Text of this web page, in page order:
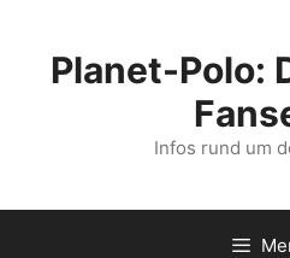
springenPlanet-Polo:
Infos rund um